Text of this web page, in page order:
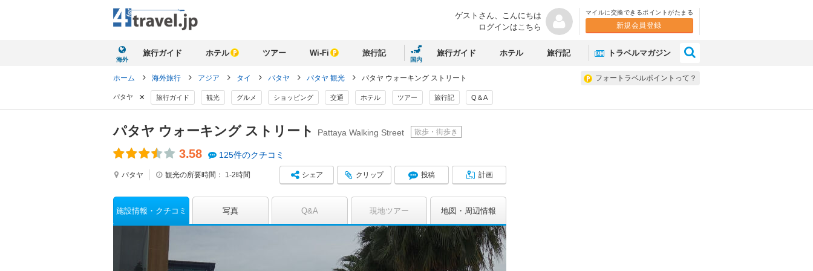
ゲストさん、 こんにちは
ログインはこちら
マイルに交換できるポイントがたまる
新規会員登録
海外
旅行ガイド ホテル ツアー Wi-Fi 旅行記
国内
旅行ガイド ホテル 旅行記 トラベルマガジン
フォートラベルポイントって？
ホーム 海外旅行 アジア タイ パタヤ パタヤ 観光 パタヤ ウォーキング ストリート
パタヤ × 旅行ガイド 観光 グルメ ショッピング 交通 ホテル ツアー 旅行記 Q＆A
パタヤ ウォーキング ストリート Pattaya Walking Street 散歩・街歩き
3.58 125件のクチコミ
パタヤ 観光の所要時間： 1-2時間 シェア クリップ 投稿 計画
施設情報 クチコミ 写真 Q&A 現地ツアー 地図 周辺情報